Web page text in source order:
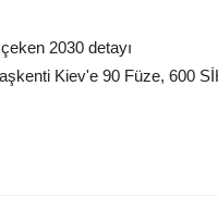
2030 detayı
Kiev'e 90 Füze, 600